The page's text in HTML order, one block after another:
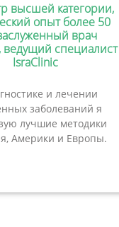
высшей категории,
опыт более 50
врач
ведущий специалист
IsraClinic
и лечении
заболеваний я
лучшие методики
Америки и Европы.